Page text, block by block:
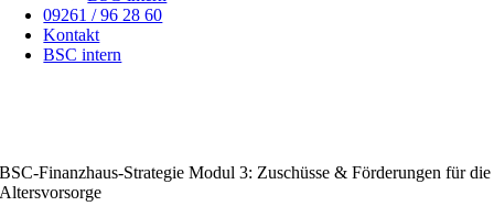
09261 / 96 28 60
Kontakt
BSC intern
BSC-Finanzhaus-Strategie Modul 3: Zuschüsse & Förderungen für die
Altersvorsorge